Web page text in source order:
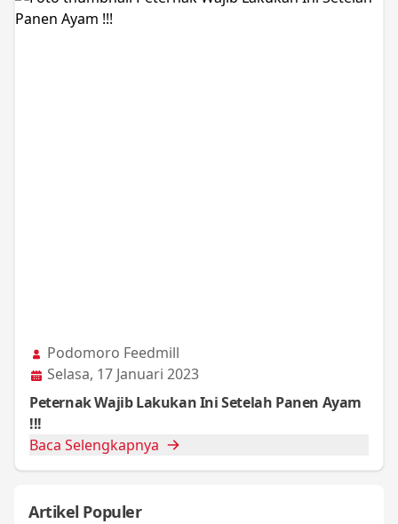
Podomoro Feedmill
Selasa, 17 Januari 2023
Peternak Wajib Lakukan Ini Setelah Panen Ayam
!!!
Baca Selengkapnya
Artikel Populer